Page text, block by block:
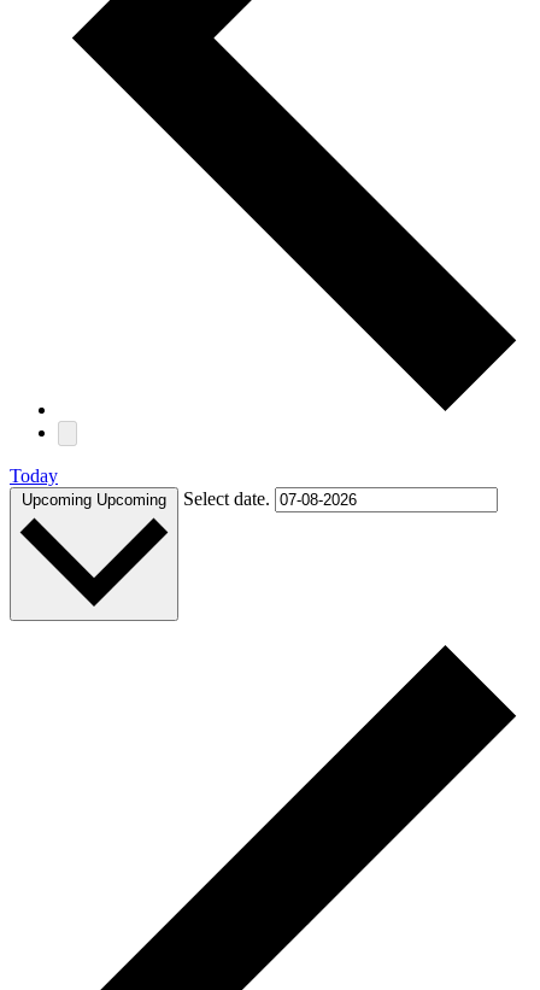
Today
Upcoming Upcoming Select date.